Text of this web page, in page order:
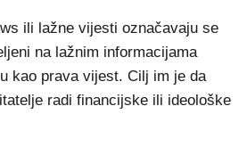
ili lažne vijesti označavaju se
na lažnim informacijama
kao prava vijest. Cilj im je da
radi financijske ili ideološke